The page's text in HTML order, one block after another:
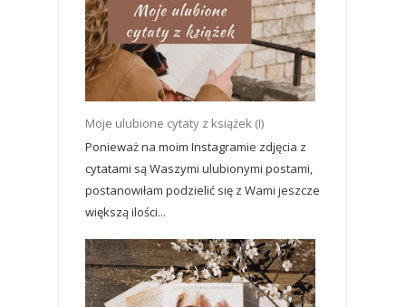
Moje ulubione cytaty z książek (I)
Ponieważ na moim Instagramie zdjęcia z
cytatami są Waszymi ulubionymi postami,
postanowiłam podzielić się z Wami jeszcze
większą ilości...